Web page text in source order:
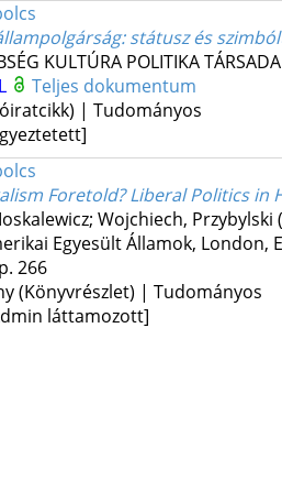
státusz és
KULTÚRA POLITIKA
Teljes dokumentum
| Tudományos
Foretold? Liberal Politics
Wojchiech, Przybylski
Egyesült Államok, London,
p. 266
(Könyvrészlet) | Tudományos
láttamozott]